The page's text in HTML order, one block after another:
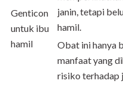
Genticon
untuk ibu
hamil
janin, tetapi
hamil.
Obat ini hanya
manfaat yang
risiko terhadap